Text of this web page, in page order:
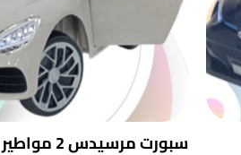
سبورت مرسيدس 2 مواطير